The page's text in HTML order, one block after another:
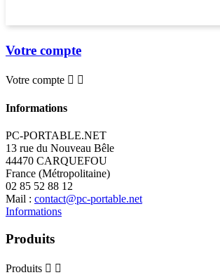
Votre compte
Votre compte  
Informations
PC-PORTABLE.NET
13 rue du Nouveau Bêle
44470 CARQUEFOU
France (Métropolitaine)
02 85 52 88 12
Mail : contact@pc-portable.net
Informations
Produits
Produits  